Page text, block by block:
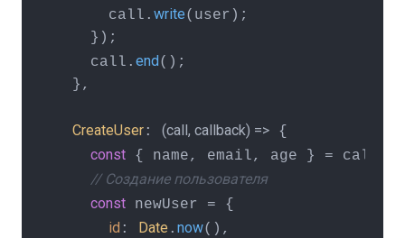
      call.
write(user);
    });
    call.
end();
  },
CreateUser : (call, callback) => {
const { name, email, age } = call.
// Создание пользователя
const newUser = {
id : Date . now(),